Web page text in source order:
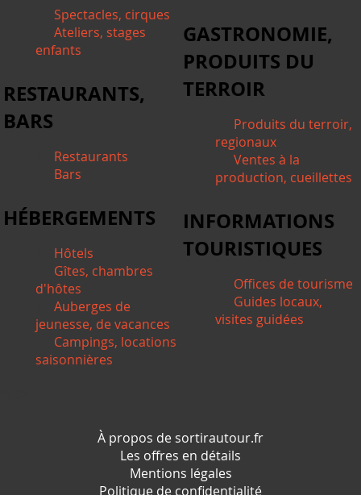
Spectacles, cirques
Ateliers, stages
enfants
GASTRONOMIE,
PRODUITS DU
TERROIR
Produits du terroir,
regionaux
Ventes à la
production, cueillettes
RESTAURANTS,
BARS
Restaurants
Bars
HÉBERGEMENTS
Hôtels
Gîtes, chambres
d'hôtes
Auberges de
jeunesse, de vacances
Campings, locations
saisonnières
INFORMATIONS
TOURISTIQUES
Offices de tourisme
Guides locaux,
visites guidées
À propos de sortirautour.fr
Les offres en détails
Mentions légales
Politique de confidentialité